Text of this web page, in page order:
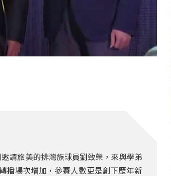
請旅美的排灣族球員劉致榮，來與學弟
播場次增加，參賽人數更是創下歷年新